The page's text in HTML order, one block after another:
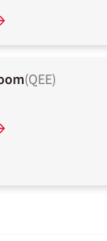
(QEE)